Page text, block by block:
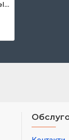
Мікрохвильова піч Grunhelm 23MX723-B